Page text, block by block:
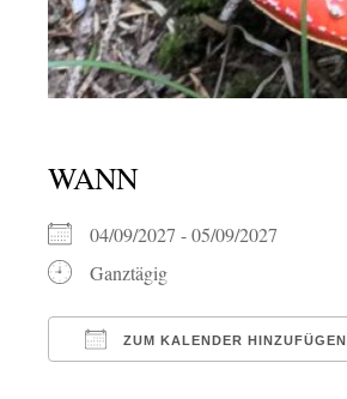
WANN
04/09/2027 - 05/09/2027
Ganztägig
ZUM KALENDER HINZUFÜGEN